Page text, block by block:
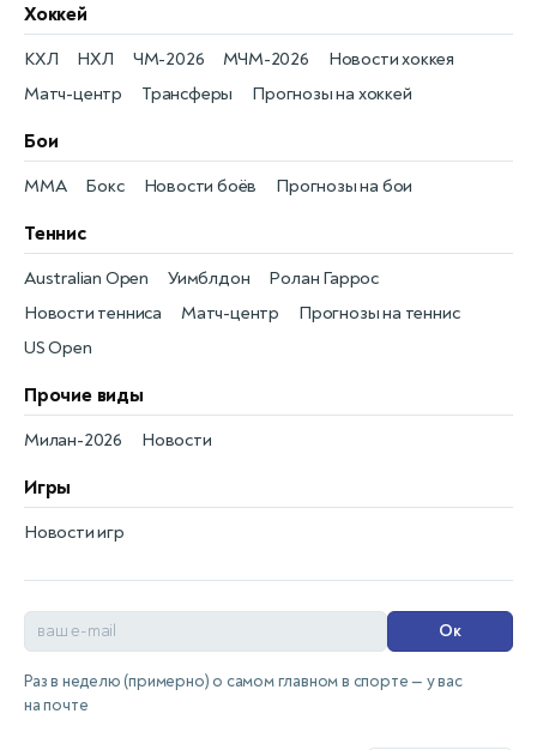
Хоккей
Новости хоккея
КХЛ
Матч-центр
НХЛ
Трансферы
ЧМ-2026
Прогнозы на хоккей
МЧМ-2026
Бои
Новости боёв
MMA Прогнозы на бои
Бокс
Теннис
Новости тенниса
Australian Open
Матч-центр
Уимблдон
Прогнозы на теннис
Ролан Гаррос
US Open
Прочие виды
Новости
Милан-2026
Игры
Новости игр
Ок
Раз в неделю (примерно) о самом главном в спорте — у вас
на почте